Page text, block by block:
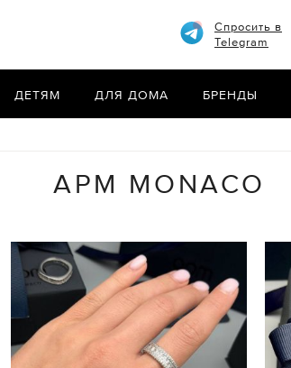
Спросить в
Telegram
ДЕТЯМ ДЛЯ ДОМА БРЕНДЫ
APM MONACO